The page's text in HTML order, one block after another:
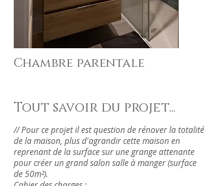
Chambre parentale
Tout savoir du projet...
// Pour ce projet il est question de rénover la totalité
de la maison, plus d'agrandir cette maison en
reprenant de la surface sur une grange attenante
pour créer un grand salon salle à manger (surface
de 50m²).